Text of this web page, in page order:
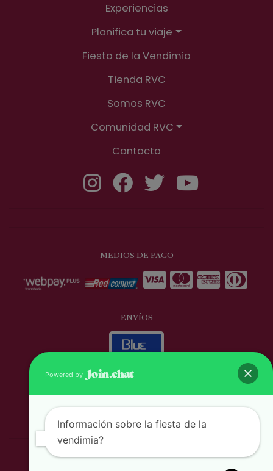
Experiencias
Planifica tu viaje
Fiesta de la Vendimia
Tienda RVC
Somos RVC
Comunidad RVC
Contacto
MEDIOS DE PAGO
ENVÍOS
Ruta del Vino Valles de Curicó © 2026
Powered by
Información sobre la fiesta de la
vendimia?